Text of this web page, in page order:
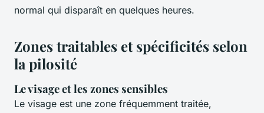
normal qui disparaît en quelques heures.
Zones traitables et spécificités selon
la pilosité
Le visage et les zones sensibles
Le visage est une zone fréquemment traitée,